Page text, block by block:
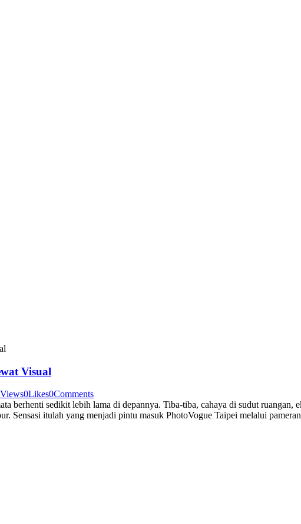
Visual
Views0Likes0Comments
berhenti sedikit lebih lama di depannya. Tiba-tiba, cahaya di sudut
Sensasi itulah yang menjadi pintu masuk PhotoVogue Taipei melalui